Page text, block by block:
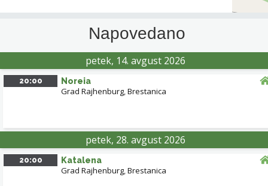
Napovedano
petek, 14. avgust 2026
20:00 Noreia
Grad Rajhenburg,Brestanica
petek, 28. avgust 2026
20:00 Katalena
Grad Rajhenburg,Brestanica